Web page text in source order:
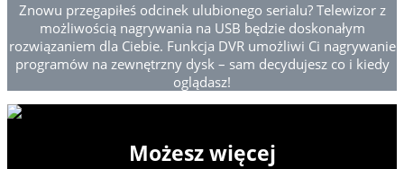
Znowu przegapiłeś odcinek ulubionego serialu? Telewizor z
możliwością nagrywania na USB będzie doskonałym
rozwiązaniem dla Ciebie. Funkcja DVR umożliwi Ci nagrywanie
programów na zewnętrzny dysk – sam decydujesz co i kiedy
oglądasz!
Możesz więcej